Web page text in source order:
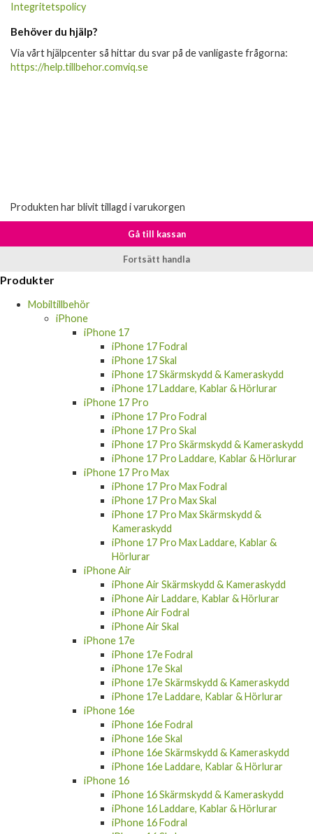
Integritetspolicy
Behöver du hjälp?
Via vårt hjälpcenter så hittar du svar på de vanligaste frågorna:
https://help.tillbehor.comviq.se
Produkten har blivit tillagd i varukorgen
Gå till kassan
Fortsätt handla
Produkter
Mobiltillbehör
iPhone
iPhone 17
iPhone 17 Fodral
iPhone 17 Skal
iPhone 17 Skärmskydd & Kameraskydd
iPhone 17 Laddare, Kablar & Hörlurar
iPhone 17 Pro
iPhone 17 Pro Fodral
iPhone 17 Pro Skal
iPhone 17 Pro Skärmskydd & Kameraskydd
iPhone 17 Pro Laddare, Kablar & Hörlurar
iPhone 17 Pro Max
iPhone 17 Pro Max Fodral
iPhone 17 Pro Max Skal
iPhone 17 Pro Max Skärmskydd &
Kameraskydd
iPhone 17 Pro Max Laddare, Kablar &
Hörlurar
iPhone Air
iPhone Air Skärmskydd & Kameraskydd
iPhone Air Laddare, Kablar & Hörlurar
iPhone Air Fodral
iPhone Air Skal
iPhone 17e
iPhone 17e Fodral
iPhone 17e Skal
iPhone 17e Skärmskydd & Kameraskydd
iPhone 17e Laddare, Kablar & Hörlurar
iPhone 16e
iPhone 16e Fodral
iPhone 16e Skal
iPhone 16e Skärmskydd & Kameraskydd
iPhone 16e Laddare, Kablar & Hörlurar
iPhone 16
iPhone 16 Skärmskydd & Kameraskydd
iPhone 16 Laddare, Kablar & Hörlurar
iPhone 16 Fodral